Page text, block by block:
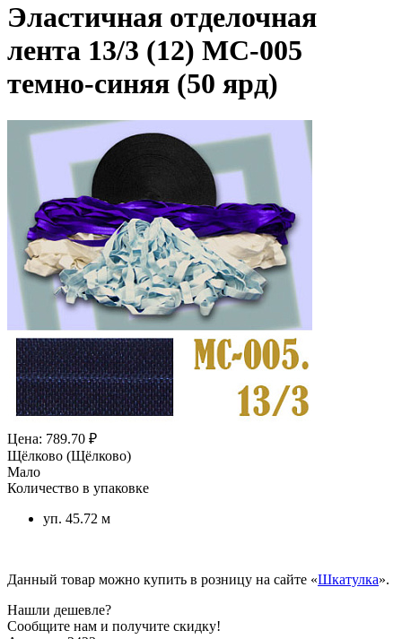
Эластичная отделочная
лента 13/3 (12) MC-005
темно-синяя (50 ярд)
Цена: 789.70 ₽
Щёлково (Щёлково)
Мало
Количество в упаковке
уп. 45.72 м
Данный товар можно купить в розницу на сайте «Шкатулка».
Нашли дешевле?
Сообщите нам и получите скидку!